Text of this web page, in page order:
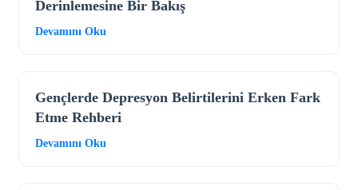
Derinlemesine Bir Bakış
Devamını Oku
Gençlerde Depresyon Belirtilerini Erken Fark
Etme Rehberi
Devamını Oku